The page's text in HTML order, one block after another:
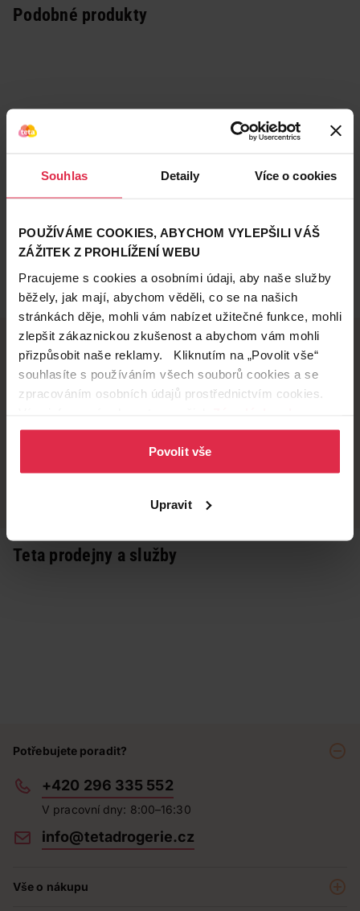
Souhlas Detaily Více o cookies
POUŽÍVÁME COOKIES, ABYCHOM VYLEPŠILI VÁŠ
ZÁŽITEK Z PROHLÍŽENÍ WEBU
Pracujeme s cookies a osobními údaji, aby naše služby
běžely, jak mají, abychom věděli, co se na našich
stránkách děje, mohli vám nabízet užitečné funkce, mohli
zlepšit zákaznickou zkušenost a abychom vám mohli
přizpůsobit naše reklamy. Kliknutím na „Povolit vše“
souhlasíte s používáním všech souborů cookies a se
zpracováním osobních údajů prostřednictvím cookies.
osobních údajů.
Povolit vše
Upravit
Podobné produkty
Doručení zdarma
při nákupu nad 1 200 Kč
Věrnostní slevy
ušetřete s Teta klubem
Vyzvednutí na
Široká síť prodejen
Teta prodejny a služby
Potřebujete poradit?
+420 296 335 552
V pracovní dny: 8:00–16:30
info@tetadrogerie.cz
Vše o nákupu